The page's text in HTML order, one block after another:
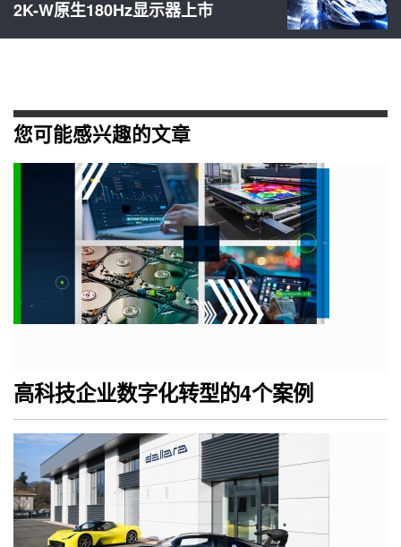
2K-W原生180Hz显示器上市
您可能感兴趣的文章
高科技企业数字化转型的4个案例